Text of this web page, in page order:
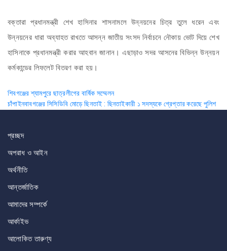
বক্তারা প্রধানমন্ত্রী শেখ হাসিনার শাসনামলে উন্নয়নের চিত্র তুলে ধরেন এবং
উন্নয়নের ধারা অব্যাহত রাখতে আসন্ন জাতীয় সংসদ নির্বাচনে নৌকায় ভোট দিয়ে শেখ
হাসিনাকে প্রধানমন্ত্রী করার আহবান জানান। এছাড়াও সদর আসনের বিভিন্ন উন্নয়ন
কর্মকান্ডের লিফলেট বিতরণ করা হয়।
Post
navigation
শিবগঞ্জের শ্যামপুরে ছাত্রলীগের বার্ষিক সম্মেলন
চাঁপাইনবাবগঞ্জের সিসিডিবি মোড়ে ছিনতাই : ছিনতাইকারী ১ সদস্যকে গ্রেপ্তার করেছে পুলিশ
প্রচ্ছদ
অপরাধ ও আইন
অর্থনীতি
আন্তর্জাতিক
আমাদের সম্পর্কে
আর্কাইভ
আলোকিত তারুণ্য